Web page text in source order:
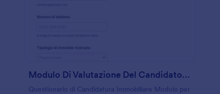
Modulo Di Valutazione Del Candidato Immobiliare
Questionario di Candidatura Immobiliare Modulo per